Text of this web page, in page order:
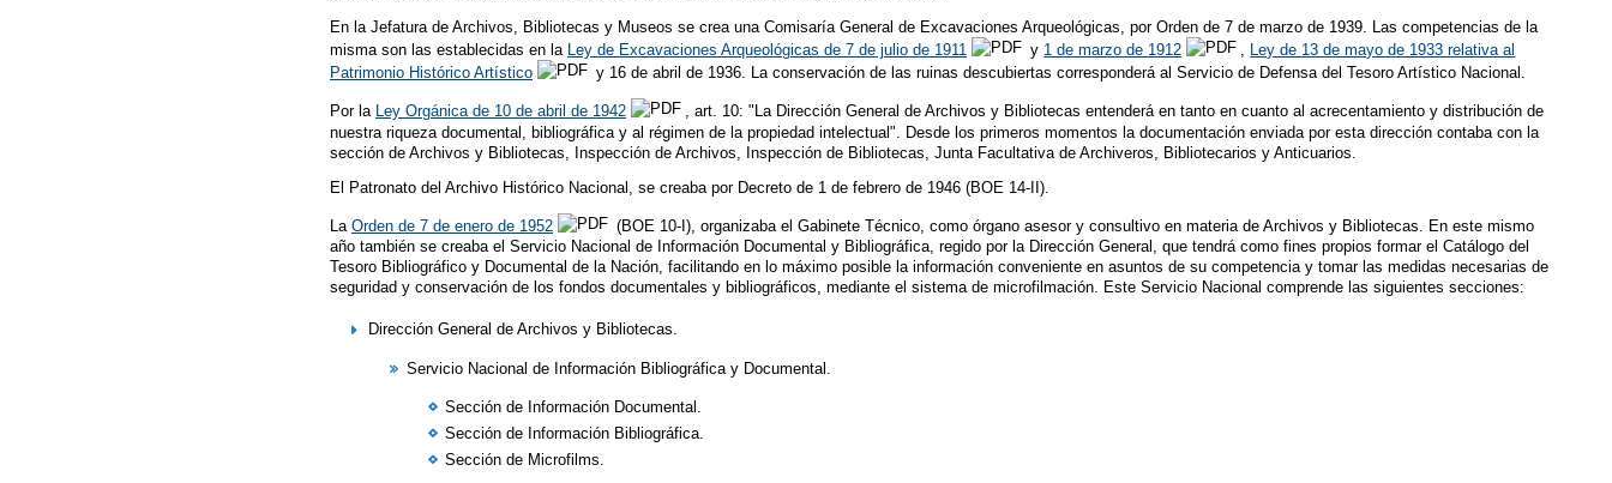
En la Jefatura de Archivos, Bibliotecas y Museos se crea una Comisaría General de Excavaciones Arqueológicas, por Orden de 7 de marzo de 1939. Las competencias de la
misma son las establecidas en la Ley de Excavaciones Arqueológicas de 7 de julio de 1911 y 1 de marzo de 1912 , Ley de 13 de mayo de 1933 relativa al
Patrimonio Histórico Artístico
y 16 de abril de 1936. La conservación de las ruinas descubiertas corresponderá al Servicio de Defensa del Tesoro Artístico Nacional.
Por la Ley Orgánica de 10 de abril de 1942
, art. 10: "La Dirección General de Archivos y Bibliotecas entenderá en tanto en cuanto al acrecentamiento y distribución de
nuestra riqueza documental, bibliográfica y al régimen de la propiedad intelectual". Desde los primeros momentos la documentación enviada por esta dirección contaba con la
sección de Archivos y Bibliotecas, Inspección de Archivos, Inspección de Bibliotecas, Junta Facultativa de Archiveros, Bibliotecarios y Anticuarios.
El Patronato del Archivo Histórico Nacional, se creaba por Decreto de 1 de febrero de 1946 (BOE 14-II).
La Orden de 7 de enero de 1952
(BOE 10-I), organizaba el Gabinete Técnico, como órgano asesor y consultivo en materia de Archivos y Bibliotecas. En este mismo
año también se creaba el Servicio Nacional de Información Documental y Bibliográfica, regido por la Dirección General, que tendrá como fines propios formar el Catálogo del
Tesoro Bibliográfico y Documental de la Nación, facilitando en lo máximo posible la información conveniente en asuntos de su competencia y tomar las medidas necesarias de
seguridad y conservación de los fondos documentales y bibliográficos, mediante el sistema de microfilmación. Este Servicio Nacional comprende las siguientes secciones:
Dirección General de Archivos y Bibliotecas.
Servicio Nacional de Información Bibliográfica y Documental.
Sección de Información Documental.
Sección de Información Bibliográfica.
Sección de Microfilms.